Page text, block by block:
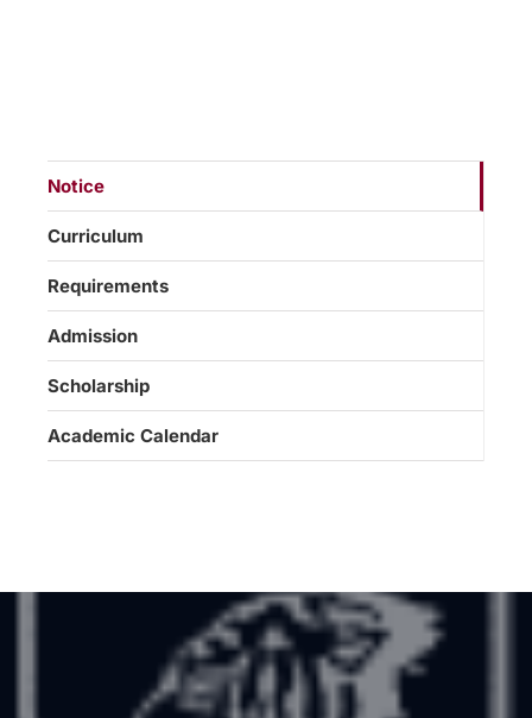
Notice
Curriculum
Requirements
Admission
Scholarship
Academic Calendar